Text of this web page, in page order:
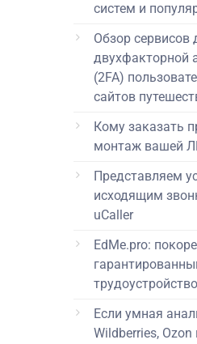
систем и
Обзор сервисов
двухфакторной
(2FA)
сайтов
Кому заказать
монтаж вашей
Представляем
исходящим
uCaller
EdMe.pro:
Если умная
Wildberries,